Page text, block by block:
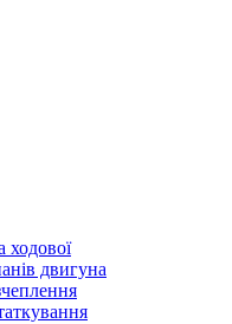
ходової
двигуна